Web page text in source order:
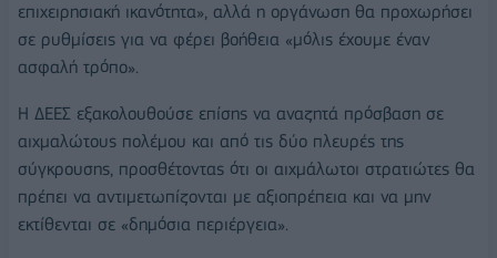
επιχειρησιακή ικανότητα», αλλά η οργάνωση θα προχωρήσει
σε ρυθμίσεις για να φέρει βοήθεια «μόλις έχουμε έναν
ασφαλή τρόπο».
Η ΔΕΕΣ εξακολουθούσε επίσης να αναζητά πρόσβαση σε
αιχμαλώτους πολέμου και από τις δύο πλευρές της
σύγκρουσης, προσθέτοντας ότι οι αιχμάλωτοι στρατιώτες θα
πρέπει να αντιμετωπίζονται με αξιοπρέπεια και να μην
εκτίθενται σε «δημόσια περιέργεια».